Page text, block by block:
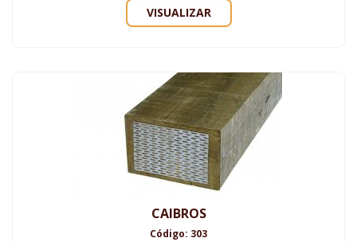
VISUALIZAR
CAIBROS
Código: 303